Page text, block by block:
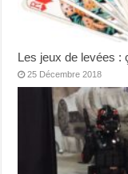
Les jeux de levées :
25 Décembre 2018